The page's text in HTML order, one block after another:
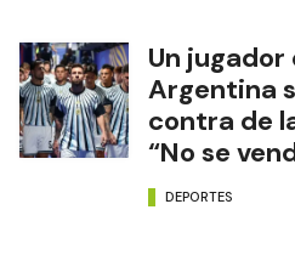
Un jugador
Argentina
contra de
“No se
DEPORTES